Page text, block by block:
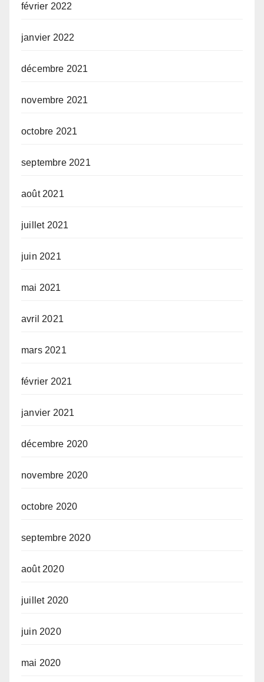
février 2022
janvier 2022
décembre 2021
novembre 2021
octobre 2021
septembre 2021
août 2021
juillet 2021
juin 2021
mai 2021
avril 2021
mars 2021
février 2021
janvier 2021
décembre 2020
novembre 2020
octobre 2020
septembre 2020
août 2020
juillet 2020
juin 2020
mai 2020